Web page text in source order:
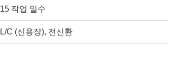
15 작업 일수
L/C (신용장), 전신환